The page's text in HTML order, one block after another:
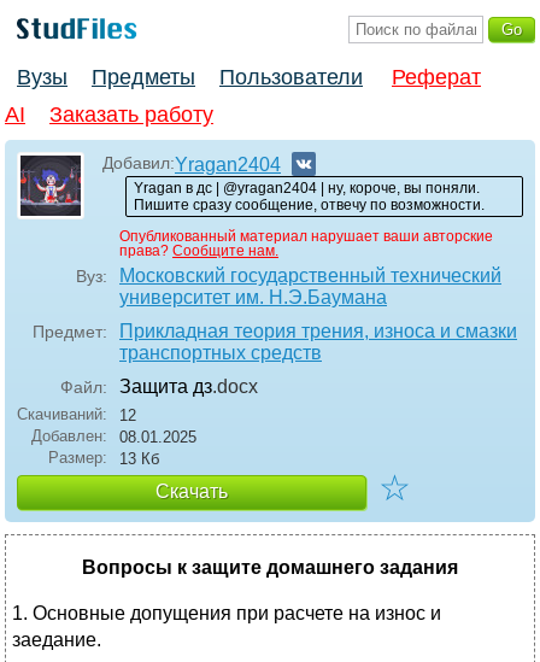
Вузы Предметы Пользователи
Реферат
AI
Заказать работу
Добавил:Yragan2404
Yragan в дс | @yragan2404 | ну, короче, вы поняли.
Пишите сразу сообщение, отвечу по возможности.
Опубликованный материал нарушает ваши авторские
права? Сообщите нам.
Вуз:
Московский государственный технический
университет им. H.Э.Баумана
Предмет:
Прикладная теория трения, износа и смазки
транспортных средств
Файл: Защита дз.docx
Скачиваний:
12
Добавлен:
08.01.2025
Размер:
13 Кб
Скачать ☆
Вопросы к защите домашнего задания
1. Основные допущения при расчете на износ и
заедание.